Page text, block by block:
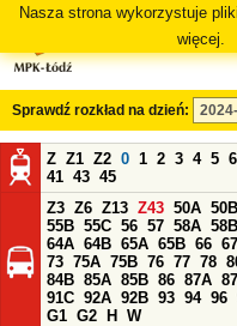
Nasza strona wykorzystuje
więcej.
Sprawdź rozkład na dzień:
Z Z1 Z2 0 1 2 3 4 5 6
41 43 45
Z3 Z6 Z13 Z43 50A 50B
55B 55C 56 57 58A 58B
64A 64B 65A 65B 66 67
73 75A 75B 76 77 78
84B 85A 85B 86 87A
91C 92A 92B 93 94 96
G1 G2 H
W